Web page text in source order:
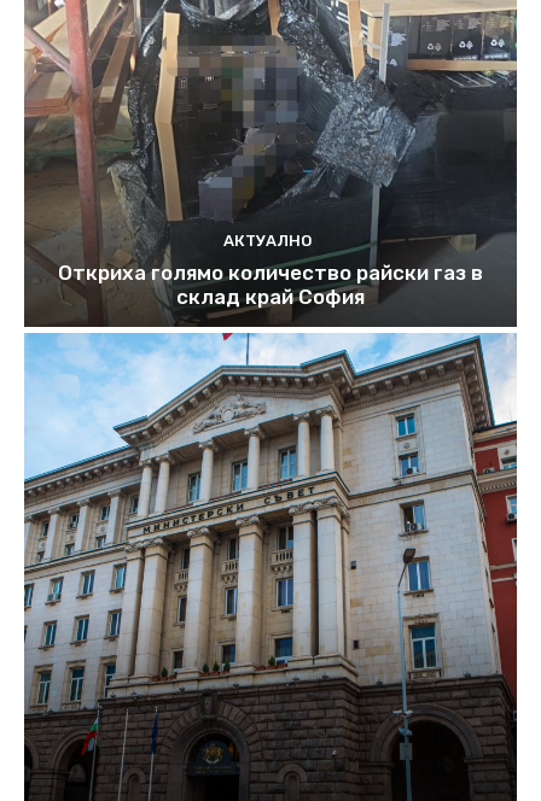
АКТУАЛНО
Откриха голямо количество райски газ в
склад край София